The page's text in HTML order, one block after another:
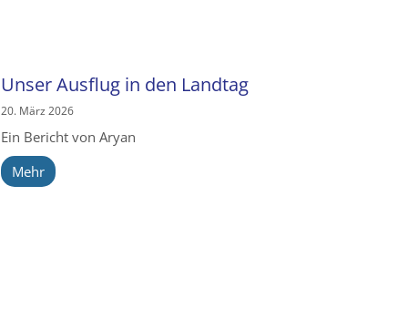
Unser Ausflug in den Landtag
20. März 2026
Ein Bericht von Aryan
Mehr